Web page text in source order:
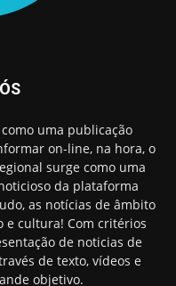
uma publicação
on-line, na hora, o
surge como uma
da plataforma
as notícias de âmbito
e cultura! Com critérios
de noticias de
de texto, vídeos e
objetivo.